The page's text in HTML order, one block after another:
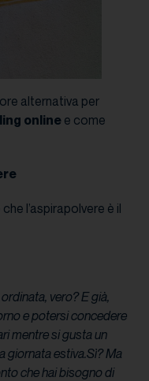
alternativa per
online e come
l’aspirapolvere è il
vero? E già,
e potersi concedere
mentre si gusta un
giornata estiva.Sì? Ma
che hai bisogno di